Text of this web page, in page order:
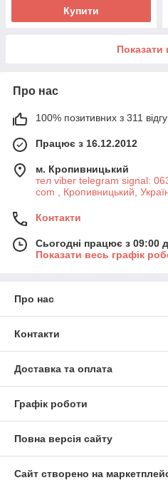
Купити
Показати
Про нас
100% позитивних з 311
Працює з 16.12.2012
м. Кропивницький
тел viber telegram signal:
com , Кропивницький,
Контакти
Сьогодні працює з 09:00
Показати весь графік
Про нас
Контакти
Доставка та оплата
Графік роботи
Повна версія сайту
Сайт створено на